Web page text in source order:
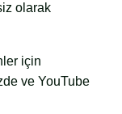
olarak
için
ve YouTube